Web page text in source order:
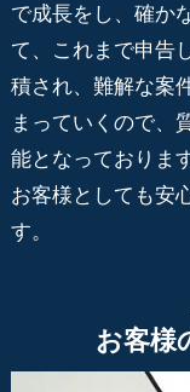
で成長をし、確か
て、これまで申告
積され、難解な案
まっていくので、
能となっております
お客様としても安
す。
お客様